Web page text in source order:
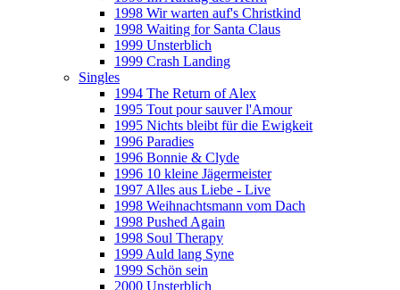
1998 Wir warten auf's Christkind
1998 Waiting for Santa Claus
1999 Unsterblich
1999 Crash Landing
Singles
1994 The Return of Alex
1995 Tout pour sauver l'Amour
1995 Nichts bleibt für die Ewigkeit
1996 Paradies
1996 Bonnie & Clyde
1996 10 kleine Jägermeister
1997 Alles aus Liebe - Live
1998 Weihnachtsmann vom Dach
1998 Pushed Again
1998 Soul Therapy
1999 Auld lang Syne
1999 Schön sein
2000 Unsterblich